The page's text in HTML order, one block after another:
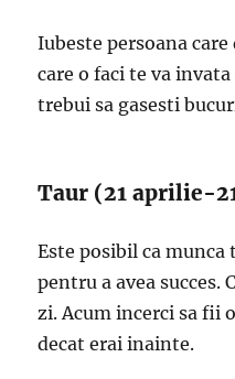
Iubeste persoana care
care o faci te va
trebui sa gasesti
Taur (21 aprilie-
Este posibil ca munca
pentru a avea succes.
zi. Acum incerci sa fii
decat erai inainte.